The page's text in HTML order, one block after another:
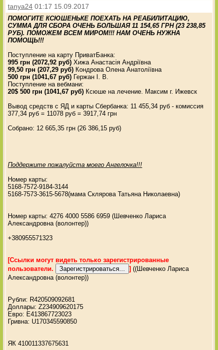
tanya24 01:17 15.09.2017
ПОМОГИТЕ КСЮШЕНЬКЕ ПОЕХАТЬ НА РЕАБИЛИТАЦИЮ,
СУММА ДЛЯ СБОРА ОЧЕНЬ БОЛЬШАЯ 11 154,65 ГРН (23 238,85
РУБ). ПОМОЖЕМ ВСЕМ МИРОМ!!! НАМ ОЧЕНЬ НУЖНА
ПОМОЩЬ!!!
Поступление на карту ПриватБанка:
995 грн (2072,92 руб) Хижа Анастасія Андріївна
99,50 грн (207,29 руб) Кондрова Олена Анатоліївна
500 грн (1041,67 руб) Гержан І. В.
Поступление на вебмани:
20$ 500 грн (1041,67 руб) Ксюше на лечение. Максим г. Ижевск
Вывод средств с ЯД и карты Сбербанка: 11 455,34 руб - комиссия
377,34 руб = 11078 руб = 3917,74 грн
Собрано: 12 665,35 грн (26 386,15 руб)
Поддержите пожалуйста моего Ангелочка!!!
Номер карты:
5168-7572-9184-3144
5168-7573-3615-5678(мама Склярова Татьяна Николаевна)
Номер карты: 4276 4000 5586 6959 (Шевченко Лариса
Александровна (волонтер))
+380955571323
[Ссылки могут видеть только зарегистрированные
пользователи.
] ((Шевченко Лариса
Александровна (волонтер))
Рубли: R420509092681
Доллары: Z234909620175
Евро: E413867723023
Гривна: U170345590850
ЯК 410011337675631